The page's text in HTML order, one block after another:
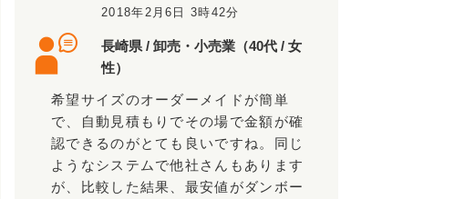
2018年2月6日 3時42分
長崎県 / 卸売・小売業（40代 / 女
性）
希望サイズのオーダーメイドが簡単
で、自動見積もりでその場で金額が確
認できるのがとても良いですね。同じ
ようなシステムで他社さんもあります
が、比較した結果、最安値がダンボー